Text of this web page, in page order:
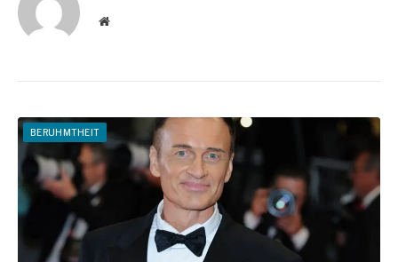
Website
BERUHMTHEIT